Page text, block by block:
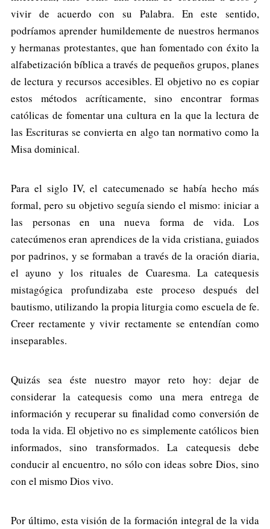
vivir de acuerdo con su Palabra. En este sentido,
podríamos aprender humildemente de nuestros hermanos
y hermanas protestantes, que han fomentado con éxito la
alfabetización bíblica a través de pequeños grupos, planes
de lectura y recursos accesibles. El objetivo no es copiar
estos métodos acríticamente, sino encontrar formas
católicas de fomentar una cultura en la que la lectura de
las Escrituras se convierta en algo tan normativo como la
Misa dominical.
Para el siglo IV, el catecumenado se había hecho más
formal, pero su objetivo seguía siendo el mismo: iniciar a
las personas en una nueva forma de vida. Los
catecúmenos eran aprendices de la vida cristiana, guiados
por padrinos, y se formaban a través de la oración diaria,
el ayuno y los rituales de Cuaresma. La catequesis
mistagógica profundizaba este proceso después del
bautismo, utilizando la propia liturgia como escuela de fe.
Creer rectamente y vivir rectamente se entendían como
inseparables.
Quizás sea éste nuestro mayor reto hoy: dejar de
considerar la catequesis como una mera entrega de
información y recuperar su finalidad como conversión de
toda la vida. El objetivo no es simplemente católicos bien
informados, sino transformados. La catequesis debe
conducir al encuentro, no sólo con ideas sobre Dios, sino
con el mismo Dios vivo.
Por último, esta visión de la formación integral de la vida